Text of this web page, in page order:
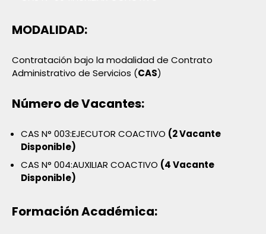
MODALIDAD:
Contratación bajo la modalidad de Contrato
Administrativo de Servicios (CAS)
Número de Vacantes:
CAS N° 003:EJECUTOR COACTIVO (2 Vacante
Disponible)
CAS N° 004:AUXILIAR COACTIVO (4 Vacante
Disponible)
Formación Académica: